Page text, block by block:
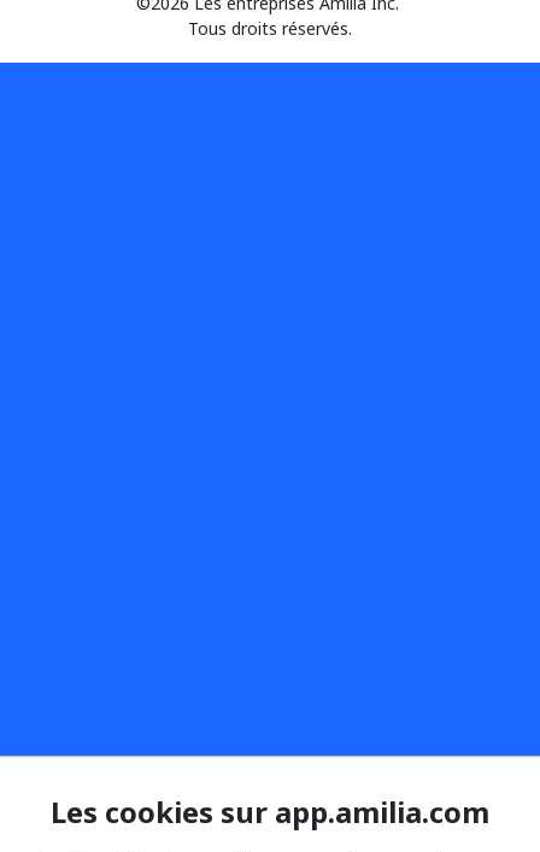
Tous droits réservés.
Les cookies sur app.amilia.com